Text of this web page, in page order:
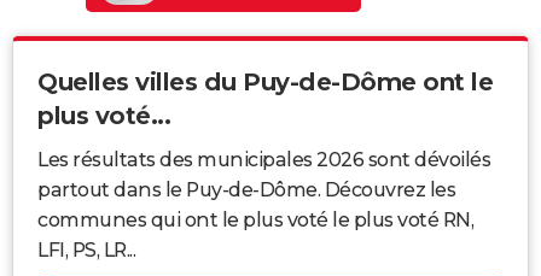
Quelles villes du Puy-de-Dôme ont le
plus voté...
Les résultats des municipales 2026 sont dévoilés
partout dans le Puy-de-Dôme. Découvrez les
communes qui ont le plus voté le plus voté RN,
LFI, PS, LR...